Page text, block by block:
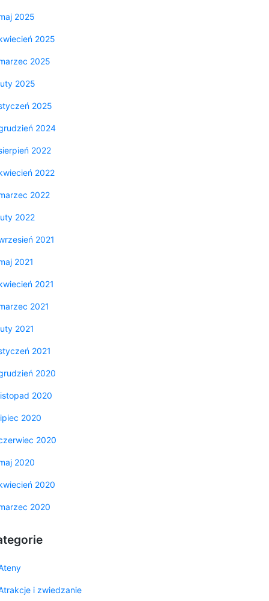
2025
2025
2025
2025
2025
2024
2022
2022
2022
2022
2021
2021
2021
2021
2021
2021
2020
2020
2020
2020
2020
2020
2020
i zwiedzanie